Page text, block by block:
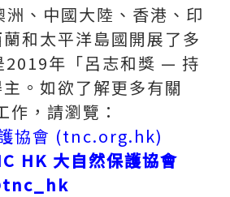
、中國大陸 、香港、印
和太平洋島國開展了多
2019年「呂志和獎 — 持
。如欲了解更多有關
，請瀏覽：
協會 (tnc.org.hk)
HK 大自然保護協會